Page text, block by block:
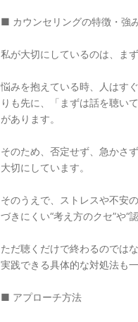
■ カウンセリングの特徴・強
私が大切にしているのは、ま
悩みを抱えている時、人はす
りも先に、「まずは話を聴い
があります。
そのため、否定せず、急かさ
大切にしています。
そのうえで、ストレスや不安
づきにくい“考え方のクセ”や“
ただ聴くだけで終わるのでは
実践できる具体的な対処法も
■ アプローチ方法